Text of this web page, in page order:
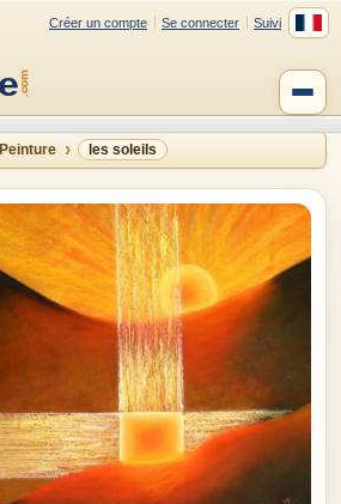
Créer un compte Se connecter Suivi
Peinture les soleils